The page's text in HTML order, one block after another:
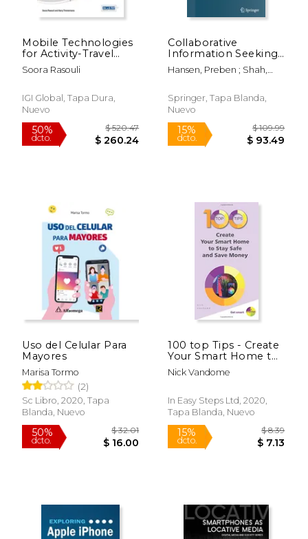
15% $ 199.99 12%
6%
dcto.
6%
Mobile Technologies
for Activity-Travel
Data Collection and
Analysis (Advances in
Database
Management)
Soora Rasouli
IGI Global, Tapa Dura,
Nuevo
Collaborative
Information Seeking:
Best Practices, New
Domains and New
Hansen, Preben ; Shah,
Springer, Tapa Blanda,
Nuevo
Uso del Celular Para
Mayores
Marisa Tormo
(2)
Sc Libro, 2020, Tapa
Blanda, Nuevo
100 top Tips - Create
Your Smart Home to
Stay Safe and Save
Money (100 top Tips
Inglés)
Nick Vandome
In Easy Steps Ltd, 2020,
Tapa Blanda, Nuevo